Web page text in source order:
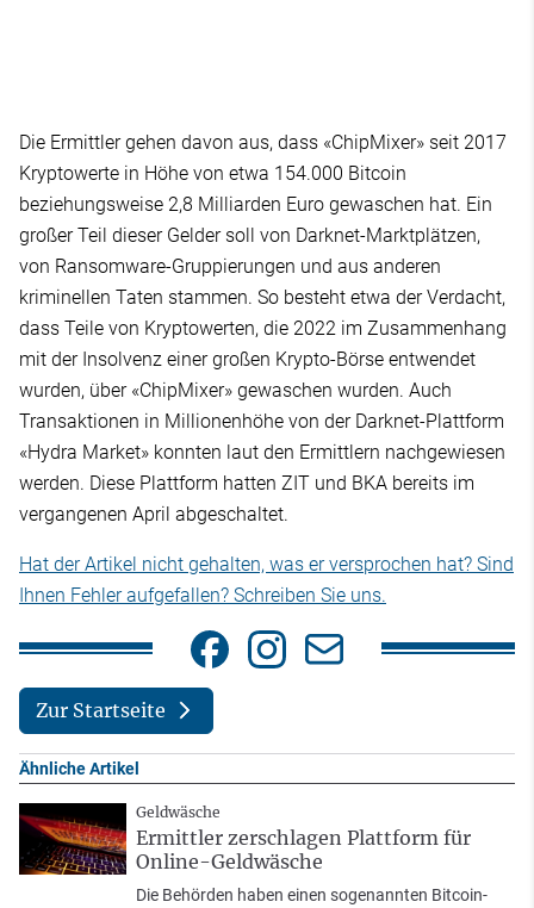
Die Ermittler gehen davon aus, dass «ChipMixer» seit 2017
Kryptowerte in Höhe von etwa 154.000 Bitcoin
beziehungsweise 2,8 Milliarden Euro gewaschen hat. Ein
großer Teil dieser Gelder soll von Darknet-Marktplätzen,
von Ransomware-Gruppierungen und aus anderen
kriminellen Taten stammen. So besteht etwa der Verdacht,
dass Teile von Kryptowerten, die 2022 im Zusammenhang
mit der Insolvenz einer großen Krypto-Börse entwendet
wurden, über «ChipMixer» gewaschen wurden. Auch
Transaktionen in Millionenhöhe von der Darknet-Plattform
«Hydra Market» konnten laut den Ermittlern nachgewiesen
werden. Diese Plattform hatten ZIT und BKA bereits im
vergangenen April abgeschaltet.
Hat der Artikel nicht gehalten, was er versprochen hat? Sind
Ihnen Fehler aufgefallen? Schreiben Sie uns.
Zur Startseite
Ähnliche Artikel
Geldwäsche
Ermittler zerschlagen Plattform für
Online-Geldwäsche
Die Behörden haben einen sogenannten Bitcoin-